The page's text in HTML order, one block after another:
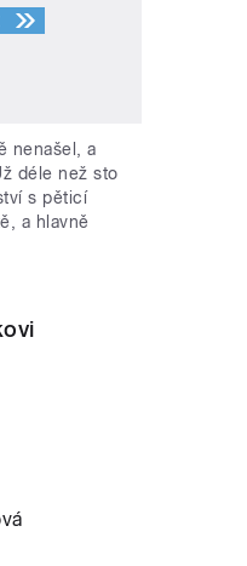
nenašel, a
déle než sto
s pěticí
a hlavně